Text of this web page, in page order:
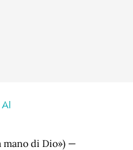
mano di Dio») —